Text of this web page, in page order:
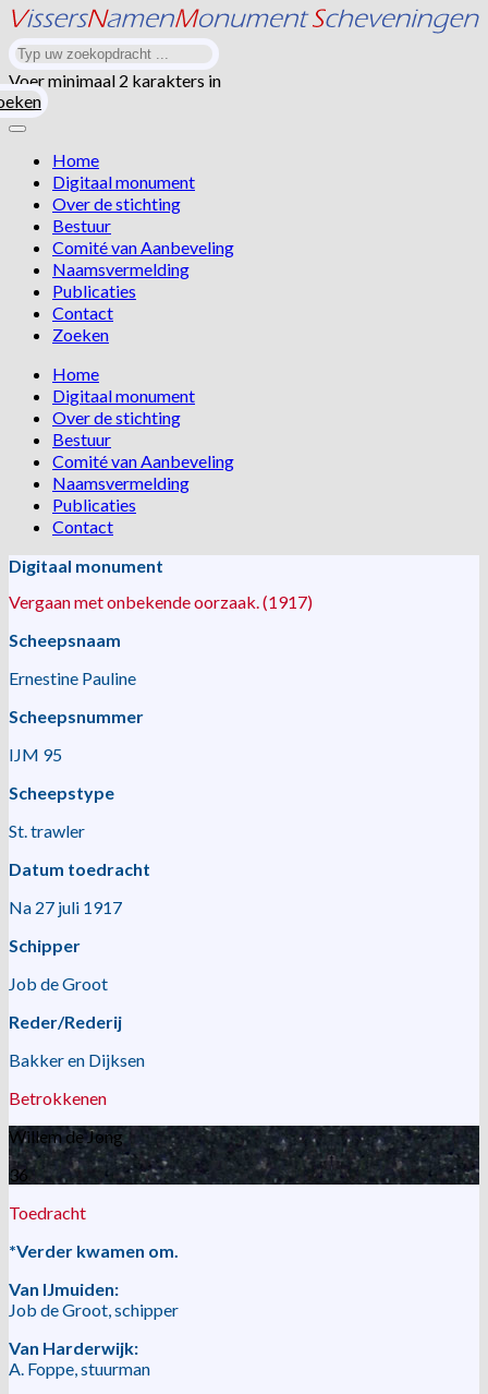
Voer minimaal 2 karakters in
Home
Digitaal monument
Over de stichting
Bestuur
Comité van Aanbeveling
Naamsvermelding
Publicaties
Contact
Zoeken
Home
Digitaal monument
Over de stichting
Bestuur
Comité van Aanbeveling
Naamsvermelding
Publicaties
Contact
Digitaal monument
Vergaan met onbekende oorzaak. (1917)
Scheepsnaam
Ernestine Pauline
Scheepsnummer
IJM 95
Scheepstype
St. trawler
Datum toedracht
Na 27 juli 1917
Schipper
Job de Groot
Reder/Rederij
Bakker en Dijksen
Betrokkenen
Willem de Jong
36
Toedracht
*Verder kwamen om.
Van IJmuiden:
Job de Groot, schipper
Van Harderwijk:
A. Foppe, stuurman